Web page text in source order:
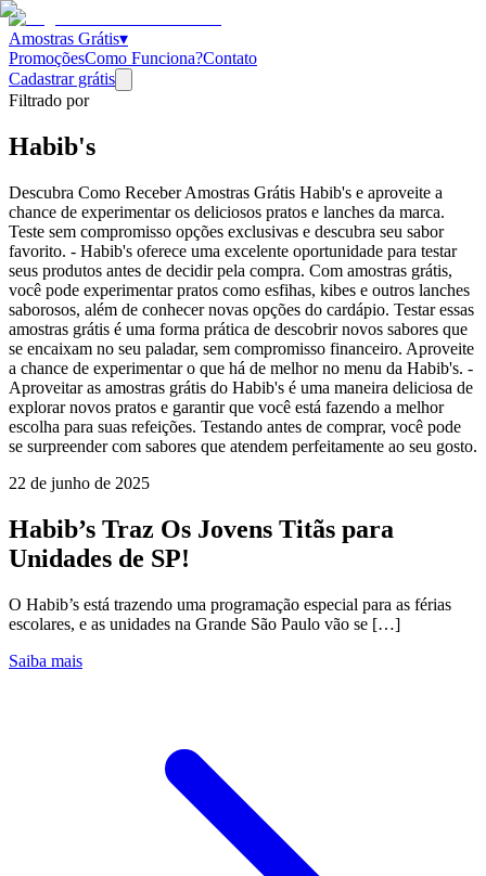
Amostras Grátis▾
PromoçõesComo Funciona?Contato
Cadastrar grátis
Filtrado por
Habib's
Descubra Como Receber Amostras Grátis Habib's e aproveite a
chance de experimentar os deliciosos pratos e lanches da marca.
Teste sem compromisso opções exclusivas e descubra seu sabor
favorito. - Habib's oferece uma excelente oportunidade para testar
seus produtos antes de decidir pela compra. Com amostras grátis,
você pode experimentar pratos como esfihas, kibes e outros lanches
saborosos, além de conhecer novas opções do cardápio. Testar essas
amostras grátis é uma forma prática de descobrir novos sabores que
se encaixam no seu paladar, sem compromisso financeiro. Aproveite
a chance de experimentar o que há de melhor no menu da Habib's. -
Aproveitar as amostras grátis do Habib's é uma maneira deliciosa de
explorar novos pratos e garantir que você está fazendo a melhor
escolha para suas refeições. Testando antes de comprar, você pode
se surpreender com sabores que atendem perfeitamente ao seu gosto.
22 de junho de 2025
Habib’s Traz Os Jovens Titãs para
Unidades de SP!
O Habib’s está trazendo uma programação especial para as férias
escolares, e as unidades na Grande São Paulo vão se […]
Saiba mais